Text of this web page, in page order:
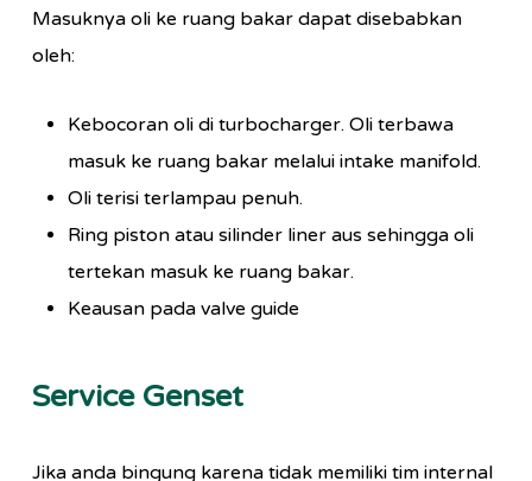
Masuknya oli ke ruang bakar dapat disebabkan
oleh:
Kebocoran oli di turbocharger. Oli terbawa
masuk ke ruang bakar melalui intake manifold.
Oli terisi terlampau penuh.
Ring piston atau silinder liner aus sehingga oli
tertekan masuk ke ruang bakar.
Keausan pada valve guide
Service Genset
Jika anda bingung karena tidak memiliki tim internal